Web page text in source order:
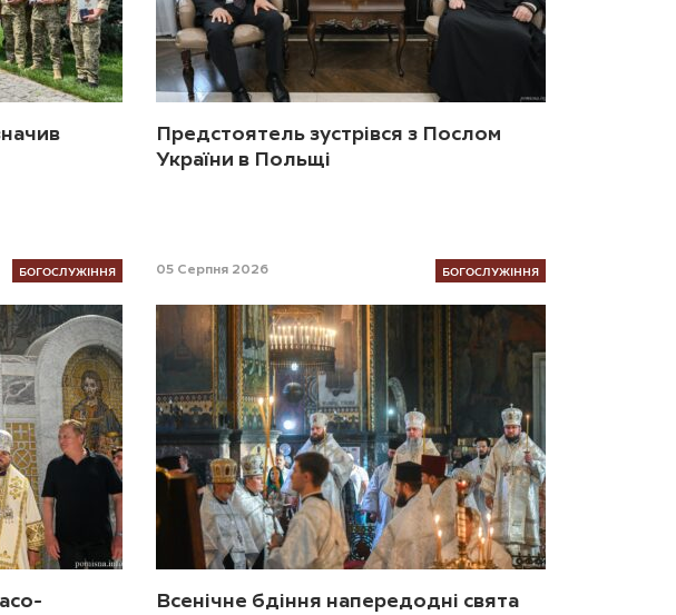
Предстоятель зустрівся з Послом
України в Польщі
БОГОСЛУЖІННЯ 05 Серпня 2026 БОГОСЛУЖІННЯ
Всенічне бдіння напередодні свята